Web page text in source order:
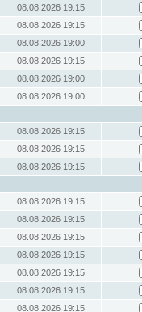
08.08.2026 19:15
08.08.2026 19:15
08.08.2026 19:00
08.08.2026 19:15
08.08.2026 19:00
08.08.2026 19:00
08.08.2026 19:15
08.08.2026 19:15
08.08.2026 19:15
08.08.2026 19:15
08.08.2026 19:15
08.08.2026 19:15
08.08.2026 19:15
08.08.2026 19:15
08.08.2026 19:15
08.08.2026 19:15